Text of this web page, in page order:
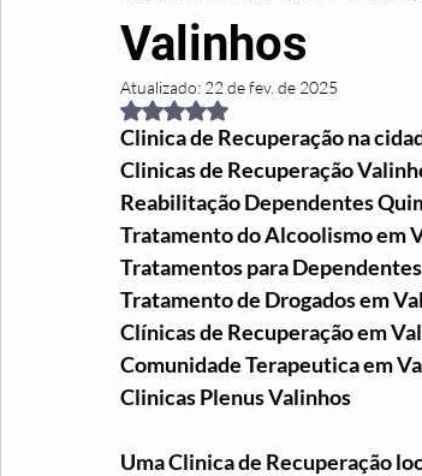
Comunidades Terapêuticas
Valinhos
Atualizado: 22 de fev. de 2025
Avaliado com NaN de 5 estrelas.
Clinica de Recuperação na
Clinicas de Recuperação
Reabilitação Dependentes
Tratamento do Alcoolismo em
Tratamentos para
Tratamento de Drogados em
Clínicas de Recuperação em
Comunidade Terapeutica em
Clinicas Plenus Valinhos
Uma Clinica de Recuperação